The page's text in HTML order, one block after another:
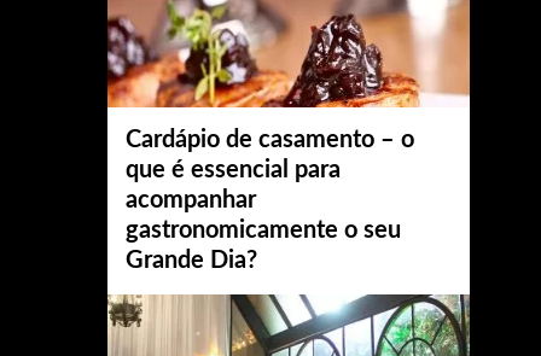
Cardápio de casamento – o
que é essencial para
acompanhar
gastronomicamente o seu
Grande Dia?